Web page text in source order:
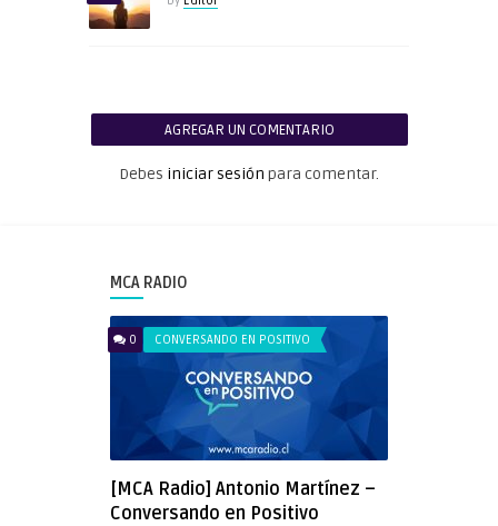
AGREGAR UN COMENTARIO
Debes iniciar sesión para comentar.
MCA RADIO
0 CONVERSANDO EN POSITIVO
[MCA Radio] Antonio Martínez –
Conversando en Positivo